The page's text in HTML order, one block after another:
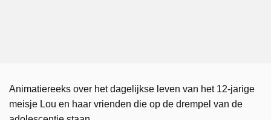
Animatiereeks over het dagelijkse leven van het 12-jarige
meisje Lou en haar vrienden die op de drempel van de